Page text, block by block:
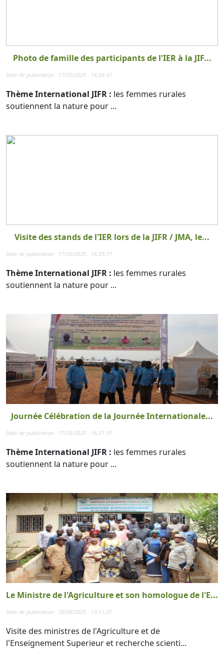
Photo de famille des participants de l'IER à la JIF...
Date de publication : 17/10/2025 - 16:26:47
Thème International JIFR : les femmes rurales
soutiennent la nature pour ...
Visite des stands de l'IER lors de la JIFR / JMA, le...
Date de publication : 17/10/2025 - 16:25:17
Thème International JIFR : les femmes rurales
soutiennent la nature pour ...
Journée Célébration de la Journée Internationale...
Date de publication : 17/10/2025 - 16:21:31
Thème International JIFR : les femmes rurales
soutiennent la nature pour ...
Le Ministre de l'Agriculture et son homologue de l'E...
Date de publication : 20/08/2025 - 13:51:31
Visite des ministres de l'Agriculture et de
l'Enseignement Superieur et recherche scienti...